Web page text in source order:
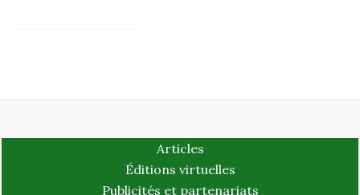
Articles
Éditions virtuelles
Publicités et partenariats